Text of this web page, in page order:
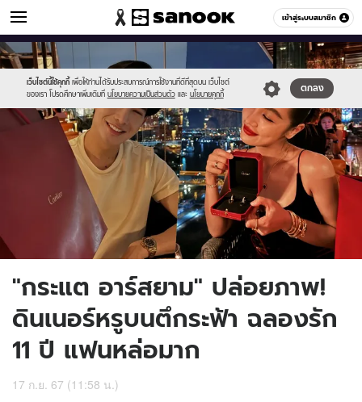
เข้าสู่ระบบสมาชิก
ข่าวบันเทิง หมวดอื่นๆ
เว็บไซต์นี้ใช้คุกกี้ เพื่อให้ท่านได้รับประสบการณ์การใช้งานที่ดีที่สุดบน เว็บไซต์
ของเรา โปรดศึกษาเพิ่มเติมที่ นโยบายความเป็นส่วนตัว และ นโยบายคุกกี้
ตกลง
Sanook
//s.isanook.com/sr/0/images/logo-
new-
sanook.png
600
60
//s.isanook.com/ns/0/ud/1913/9568874/2.jpg
"กระแต อาร์สยาม" ปล่อยภาพ!
ดินเนอร์หรูบนตึกระฟ้า ฉลองรัก
11 ปี แฟนหล่อมาก
17 ก.ย. 67 (11:58 น.)